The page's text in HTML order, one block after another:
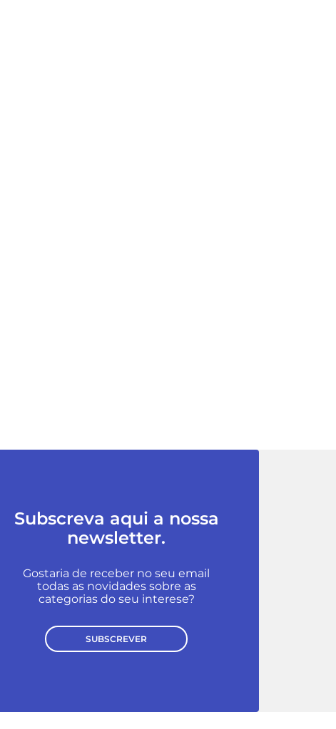
Subscreva aqui a nossa
newsletter.
Gostaria de receber no seu email
todas as novidades sobre as
categorias do seu interese?
SUBSCREVER